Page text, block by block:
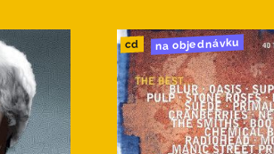
cd na objednávku